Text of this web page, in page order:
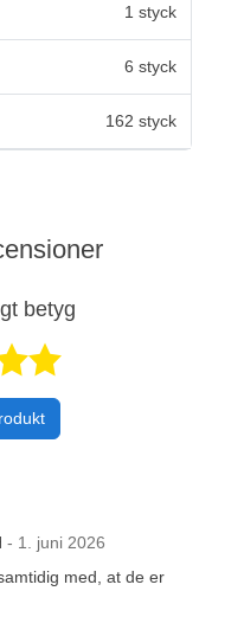
1 styck
6 styck
162 styck
betyg
Betygsatt 4,9
- 1. juni 2026
med, at de er